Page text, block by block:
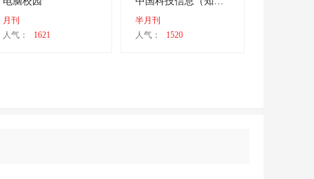
月刊
人气：
1621
半月刊
人气：
1520